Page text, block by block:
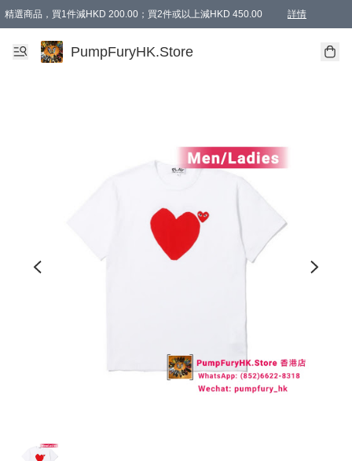
精選商品，買1件減HKD 200.00；買2件或以上減HKD 450.00 詳情
AAPE商品,會員專享9折或以上（按會員等級）AAPE products, members can
精選商品，任選買2件或以上減HKD 100.00
購物滿 HKD 800.00即享免運費優惠！（適用於 特定的送貨方式 )
PumpFuryHK.Store